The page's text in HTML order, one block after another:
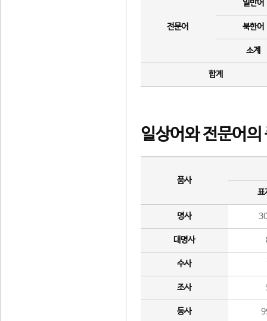
전문어
일반어
북한어
소계
합계
일상어와 전문어의
품사
표
명사
대명사
수사
조사
동사